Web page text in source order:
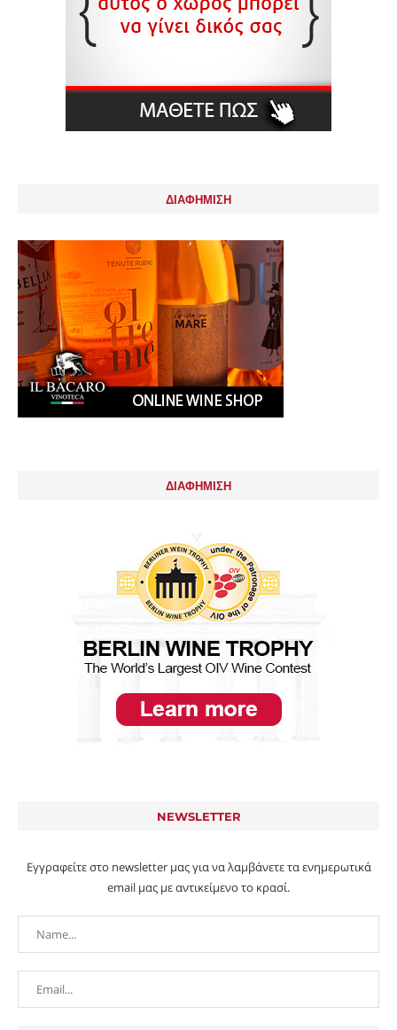
ΔΙΑΦΗΜΙΣΗ
ΔΙΑΦΗΜΙΣΗ
NEWSLETTER
Εγγραφείτε στο newsletter μας για να λαμβάνετε τα ενημερωτικά
email μας με αντικείμενο το κρασί.